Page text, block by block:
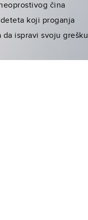
čina
koji proganja
ispravi svoju grešku